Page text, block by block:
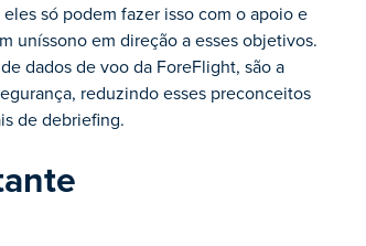
só podem fazer isso com o apoio e
uníssono em direção a esses objetivos.
dados de voo da ForeFlight, são a
reduzindo esses preconceitos
de debriefing.